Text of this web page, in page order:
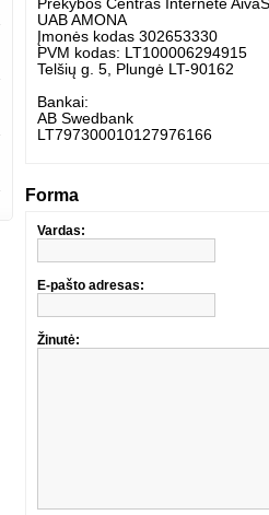
Prekybos Centras Internete
UAB AMONA
Įmonės kodas 302653330
PVM kodas: LT100006294915
Telšių g. 5, Plungė LT-90162
Bankai:
AB Swedbank
LT797300010127976166
Forma
Vardas:
E-pašto adresas:
Žinutė: